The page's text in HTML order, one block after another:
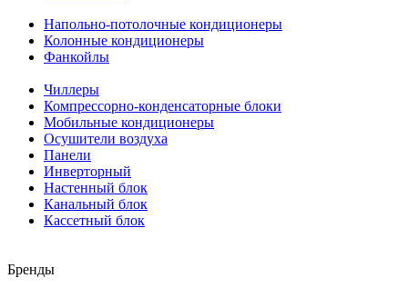
Напольно-потолочные кондиционеры
Колонные кондиционеры
Фанкойлы
Чиллеры
Компрессорно-конденсаторные блоки
Мобильные кондиционеры
Осушители воздуха
Панели
Инверторный
Настенный блок
Канальный блок
Кассетный блок
Бренды